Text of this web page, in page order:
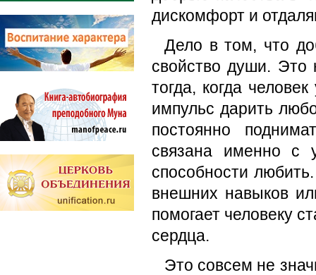
дискомфорт и
Дело в том, что
свойство души. Это
тогда, когда
импульс дарить
постоянно
связана именно с
способности
внешних навыков
помогает человеку
сердца.
Это совсем не